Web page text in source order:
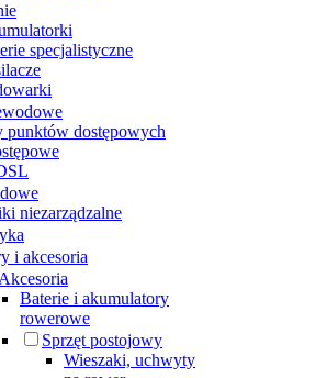
specjalistyczne
punktów dostępowych
niezarządzalne
i akcesoria
Akcesoria
Baterie i akumulatory
rowerowe
Sprzęt postojowy
Wieszaki, uchwyty